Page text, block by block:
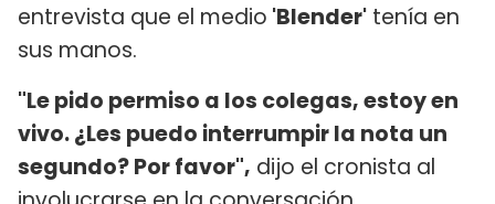
entrevista que el medio 'Blender' tenía en
sus manos.
"Le pido permiso a los colegas, estoy en
vivo. ¿Les puedo interrumpir la nota un
segundo? Por favor", dijo el cronista al